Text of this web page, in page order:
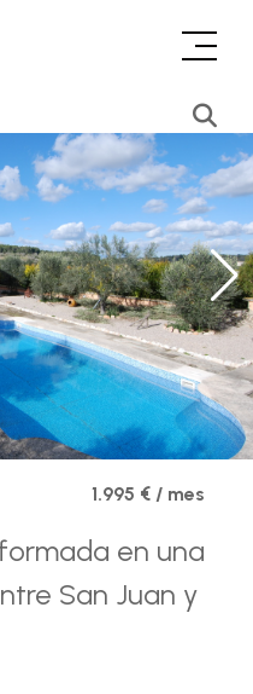
1.995 € / mes
en una
San Juan y